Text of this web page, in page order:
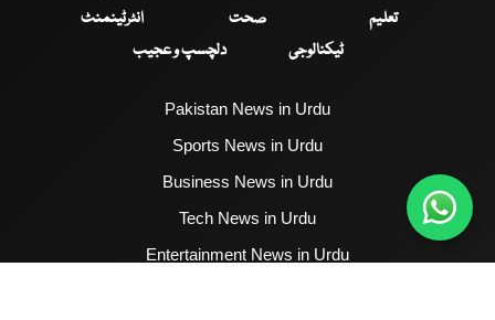
تعلیم
صحت
انٹرٹینمنٹ
ٹیکنالوجی
دلچسپ و عجیب
Pakistan News in Urdu
Sports News in Urdu
Business News in Urdu
Tech News in Urdu
Entertainment News in Urdu